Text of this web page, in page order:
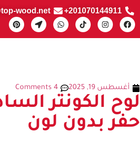
201070144911+
wood.net
أغسطس 19, 2025 4 Comments
لوح الكونتر
حفر بدون لون